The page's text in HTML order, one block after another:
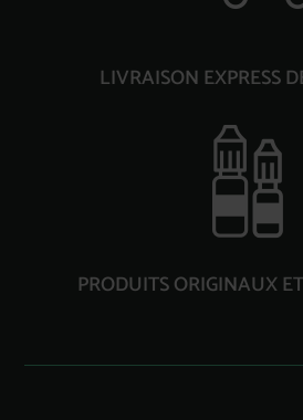
LIVRAISON EXPRESS
PRODUITS ORIGINAUX